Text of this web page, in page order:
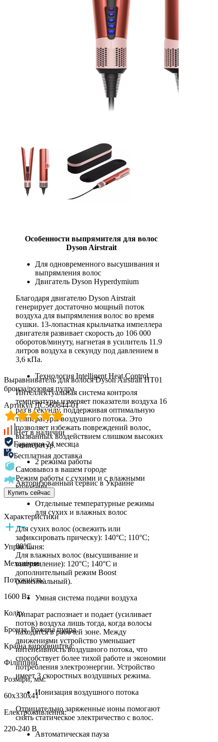
Особенности выпрямителя для волос
Dyson Airstrait
Для одновременного высушивания и
выпрямления волос
Двигатель Dyson Hyperdymium
Благодаря двигателю Dyson Airstrait
генерирует достаточно мощный поток
воздуха для выпрямления волос во время
сушки. 13-лопастная крыльчатка импеллера
двигателя развивает скорость до 106 000
оборотов/минуту, нагнетая в усилитель 11.9
литров воздуха в секунду под давлением в
3,6 кПа.
Технология Intelligent Heat Control
Интеллектуальная система контроля
температуры измеряет показатели воздуха 16
раз в секунду, поддерживая оптимальную
температуры воздушного потока. Это
позволяет избежать повреждений волос,
вызванных воздействием слишком высоких
температур.
2 режима работы
Режим работы с сухими и с влажными
волосами.
Отдельные температурные режимы
для сухих и влажных волос
Для сухих волос (освежить или
зафиксировать прическу): 140°C; 110°C;
80°C.
Для влажных волос (высушивание и
выпрямление): 120°C; 140°C и
дополнительный режим Boost
(максимальный).
Умная система подачи воздуха
Аппарат распознает и подает (усиливает
поток) воздуха лишь тогда, когда волосы
находятся в рабочей зоне. Между
движениями устройство уменьшает
интенсивность воздушного потока, что
способствует более тихой работе и экономии
потребления электроэнергии. Устройство
имеет 3 скоростных воздушных режима.
Ионизация воздушного потока
Отрицательно заряженные ионы помогают
снять статическое электричество с волос.
Автоматическая пауза
Выравниватель для волося Dyson Airstrait HT01
бронза/розовая пудра
Артикул ДС560844-01
Нет в наличии
Гарантия 24 месяца
Бесплатная доставка
Самовывоз в вашем городе
Авторизованный сервис в Украине
Купить сейчас
Характеристики
Управління:
Механічне
Потужність:
1600 Вт
Колір:
Бронза, Рожева пудра
Країна виробництва:
Філіппіни
Розміри, мм:
60х330х41
Електроживлення:
220-240 В